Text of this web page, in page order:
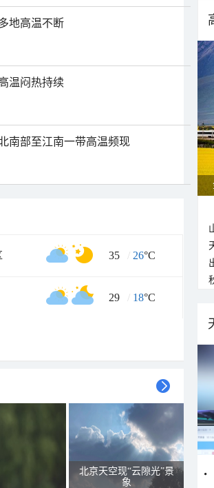
地高温不断
温闷热持续
南部至江南一带高温频现
35 / 26°C
29 / 18°C
北京天空现“云隙光”景
象